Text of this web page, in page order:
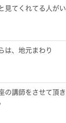
見てくれてる人がい
は、地元まわり
の講師をさせて頂き